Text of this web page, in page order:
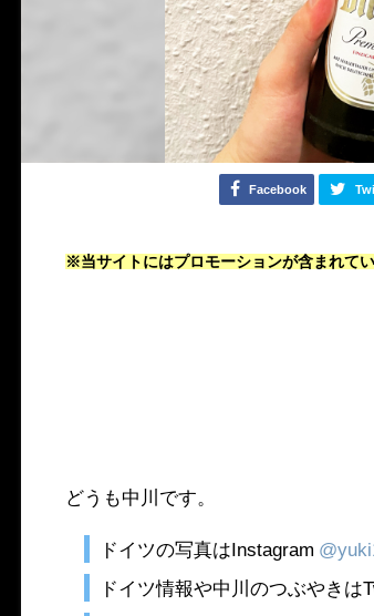
Facebook
※当サイトにはプロモーションが含まれてい
どうも中川です。
ドイツの写真はInstagram
ドイツ情報や中川のつぶやきは